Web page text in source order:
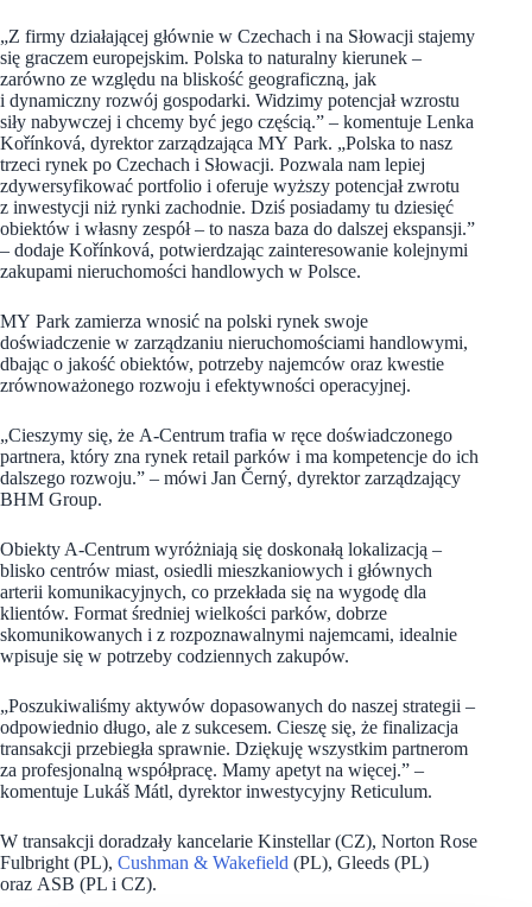
„Z firmy działającej głównie w Czechach i na Słowacji stajemy
się graczem europejskim. Polska to naturalny kierunek –
zarówno ze względu na bliskość geograficzną, jak
i dynamiczny rozwój gospodarki. Widzimy potencjał wzrostu
siły nabywczej i chcemy być jego częścią.” – komentuje Lenka
Kořínková, dyrektor zarządzająca MY Park. „Polska to nasz
trzeci rynek po Czechach i Słowacji. Pozwala nam lepiej
zdywersyfikować portfolio i oferuje wyższy potencjał zwrotu
z inwestycji niż rynki zachodnie. Dziś posiadamy tu dziesięć
obiektów i własny zespół – to nasza baza do dalszej ekspansji.”
– dodaje Kořínková, potwierdzając zainteresowanie kolejnymi
zakupami nieruchomości handlowych w Polsce.
MY Park zamierza wnosić na polski rynek swoje
doświadczenie w zarządzaniu nieruchomościami handlowymi,
dbając o jakość obiektów, potrzeby najemców oraz kwestie
zrównoważonego rozwoju i efektywności operacyjnej.
„Cieszymy się, że A-Centrum trafia w ręce doświadczonego
partnera, który zna rynek retail parków i ma kompetencje do ich
dalszego rozwoju.” – mówi Jan Černý, dyrektor zarządzający
BHM Group.
Obiekty A-Centrum wyróżniają się doskonałą lokalizacją –
blisko centrów miast, osiedli mieszkaniowych i głównych
arterii komunikacyjnych, co przekłada się na wygodę dla
klientów. Format średniej wielkości parków, dobrze
skomunikowanych i z rozpoznawalnymi najemcami, idealnie
wpisuje się w potrzeby codziennych zakupów.
„Poszukiwaliśmy aktywów dopasowanych do naszej strategii –
odpowiednio długo, ale z sukcesem. Cieszę się, że finalizacja
transakcji przebiegła sprawnie. Dziękuję wszystkim partnerom
za profesjonalną współpracę. Mamy apetyt na więcej.” –
komentuje Lukáš Mátl, dyrektor inwestycyjny Reticulum.
W transakcji doradzały kancelarie Kinstellar (CZ), Norton Rose
Fulbright (PL), Cushman & Wakefield (PL), Gleeds (PL)
oraz ASB (PL i CZ).